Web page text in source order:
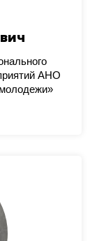
АНО